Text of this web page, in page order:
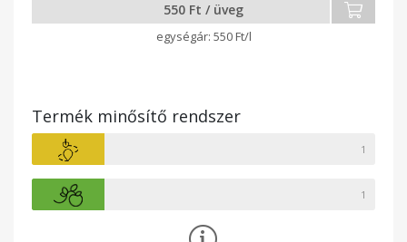
550 Ft / üveg
550 Ft/l
Termék minősítő rendszer
1
1